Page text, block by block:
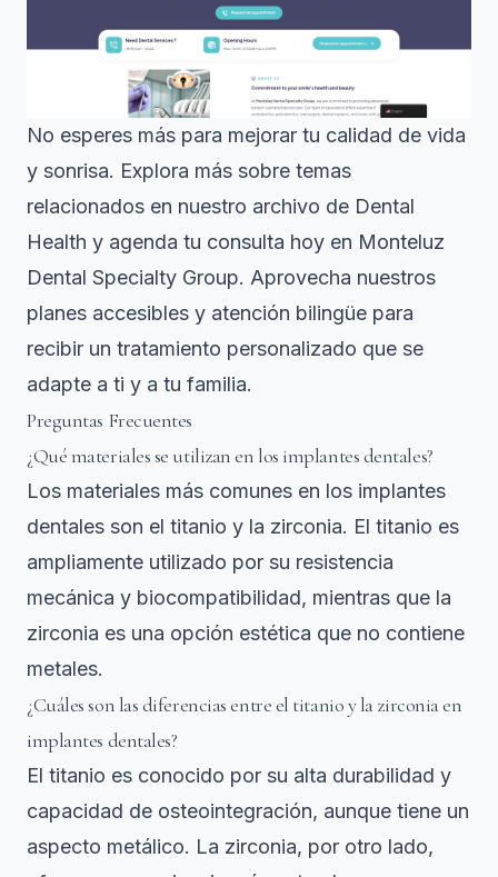
No esperes más para mejorar tu calidad de vida
y sonrisa. Explora más sobre temas
relacionados en nuestro archivo de Dental
Health y agenda tu consulta hoy en Monteluz
Dental Specialty Group. Aprovecha nuestros
planes accesibles y atención bilingüe para
recibir un tratamiento personalizado que se
adapte a ti y a tu familia.
Preguntas Frecuentes
¿Qué materiales se utilizan en los implantes dentales?
Los materiales más comunes en los implantes
dentales son el titanio y la zirconia. El titanio es
ampliamente utilizado por su resistencia
mecánica y biocompatibilidad, mientras que la
zirconia es una opción estética que no contiene
metales.
¿Cuáles son las diferencias entre el titanio y la zirconia en
implantes dentales?
El titanio es conocido por su alta durabilidad y
capacidad de osteointegración, aunque tiene un
aspecto metálico. La zirconia, por otro lado,